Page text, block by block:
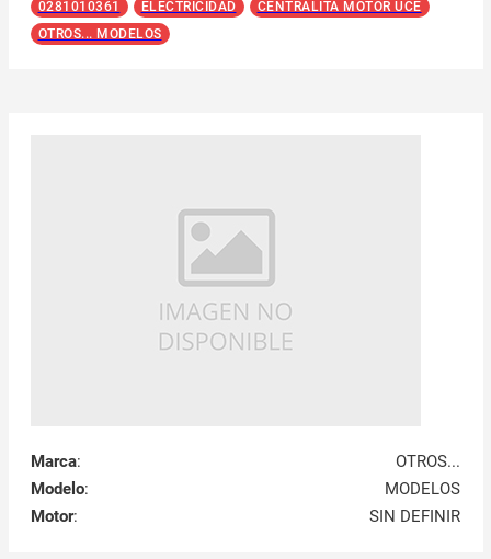
0281010361 ELECTRICIDAD
CENTRALITA MOTOR UCE
OTROS... MODELOS
Marca:
OTROS...
Modelo:
MODELOS
Motor: SIN DEFINIR